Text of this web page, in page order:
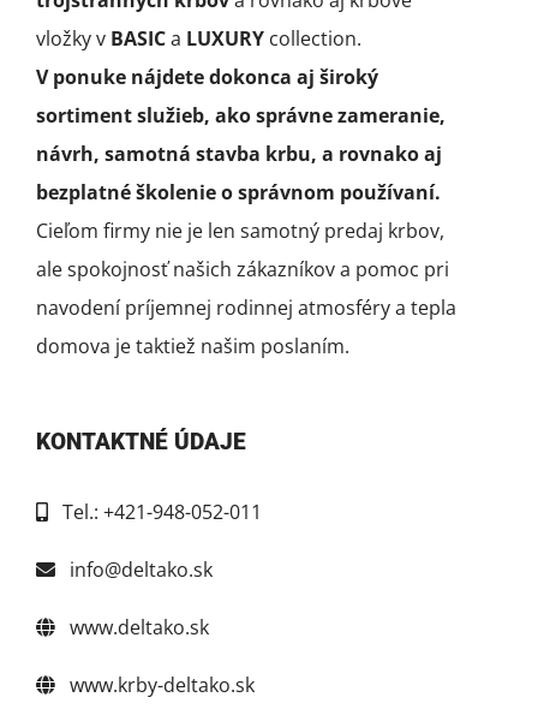
vložky v BASICa LUXURY collection.
V ponuke nájdete dokonca aj široký
sortiment služieb, ako správne zameranie,
návrh, samotná stavba krbu, a rovnako aj
bezplatné školenie o správnom používaní.
Cieľom firmy nie je len samotný predaj krbov,
ale spokojnosť našich zákazníkov a pomoc pri
navodení príjemnej rodinnej atmosféry a tepla
domova je taktiež našim poslaním.
KONTAKTNÉ ÚDAJE
Tel.: +421-948-052-011
info@deltako.sk
www.deltako.sk
www.krby-deltako.sk